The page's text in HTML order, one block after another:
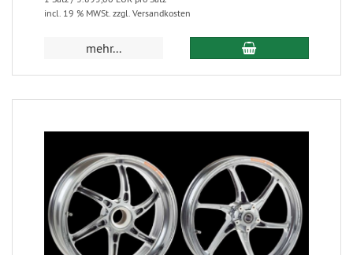
incl. 19 % MWSt. zzgl. Versandkosten
mehr...